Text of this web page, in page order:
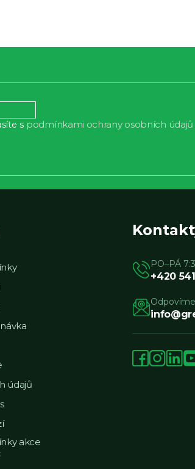
s podmínkami ochrany osobních údajů
údajů
akce
PO–PÁ
+420